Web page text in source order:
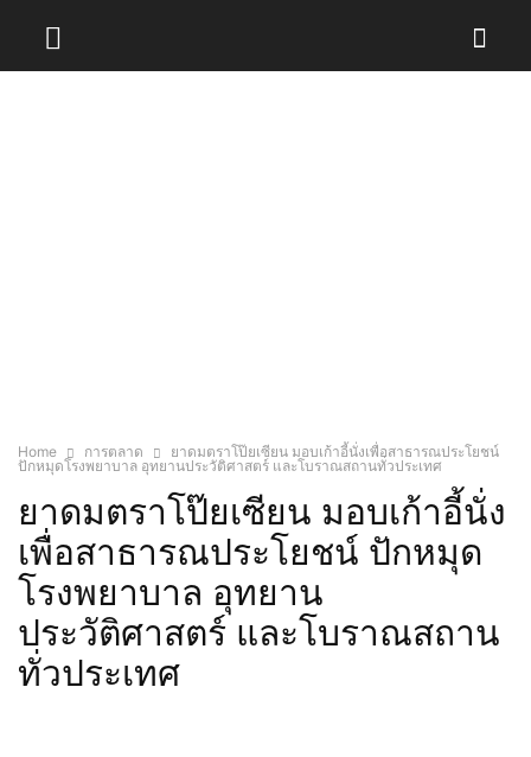
Home การตลาด
ยาดมตราโป๊ยเซียน มอบเก้าอี้นั่งเพื่อสาธารณประโยชน์
ปักหมุดโรงพยาบาล อุทยานประวัติศาสตร์ และโบราณสถานทั่วประเทศ
ยาดมตราโป๊ยเซียน มอบเก้าอี้นั่ง
เพื่อสาธารณประโยชน์ ปักหมุด
โรงพยาบาล อุทยาน
ประวัติศาสตร์ และโบราณสถาน
ทั่วประเทศ